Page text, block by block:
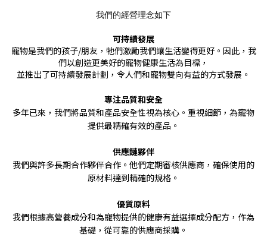
我們的經營理念如下
可持續發展
寵物是我們的孩子/朋友，牠們激勵我們讓生活變得更好。因此，我
們以創造更美好的寵物健康生活為目標，
並推出了可持續發展計劃，令人們和寵物雙向有益的方式發展。
專注品質和安全
多年已來，我們將品質和產品安全性視為核心。重視細節，為寵物
提供最精確有效的產品。
供應鏈夥伴
我們與許多長期合作夥伴合作。他們定期審核供應商，確保使用的
原材料達到精確的規格。
優質原料
我們根據高營養成分和為寵物提供的健康有益選擇成分配方，作為
基礎，從可靠的供應商採購。